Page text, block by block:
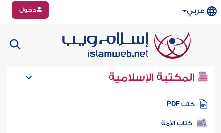
عربي دخول
المكتبة الإسلامية
كتب PDF